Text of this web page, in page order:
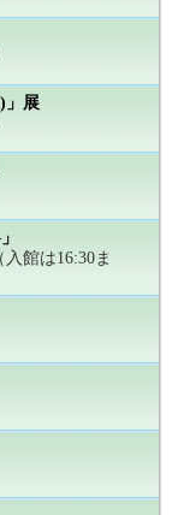
」展
館は16:30ま